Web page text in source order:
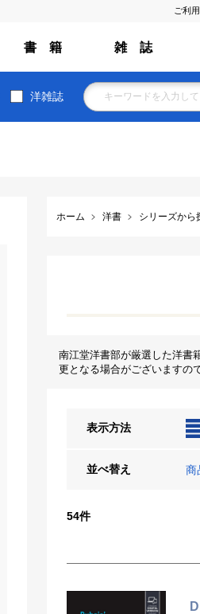
ご利
書 籍 雑 誌
洋雑誌
ホーム 洋書 シリーズから
南江堂洋書部が厳選した洋書
更となる場合がございますの
表示方法
並べ替え 商
54件